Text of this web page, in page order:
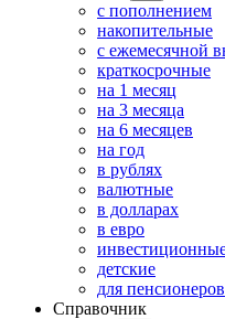
с пополнением
накопительные
с ежемесячной
краткосрочные
на 1 месяц
на 3 месяца
на 6 месяцев
на год
в рублях
валютные
в долларах
в евро
детские
для пенсионеров
Справочник